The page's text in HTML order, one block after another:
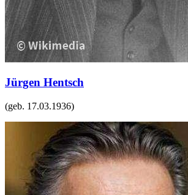
Jürgen Hentsch
(geb. 17.03.1936)